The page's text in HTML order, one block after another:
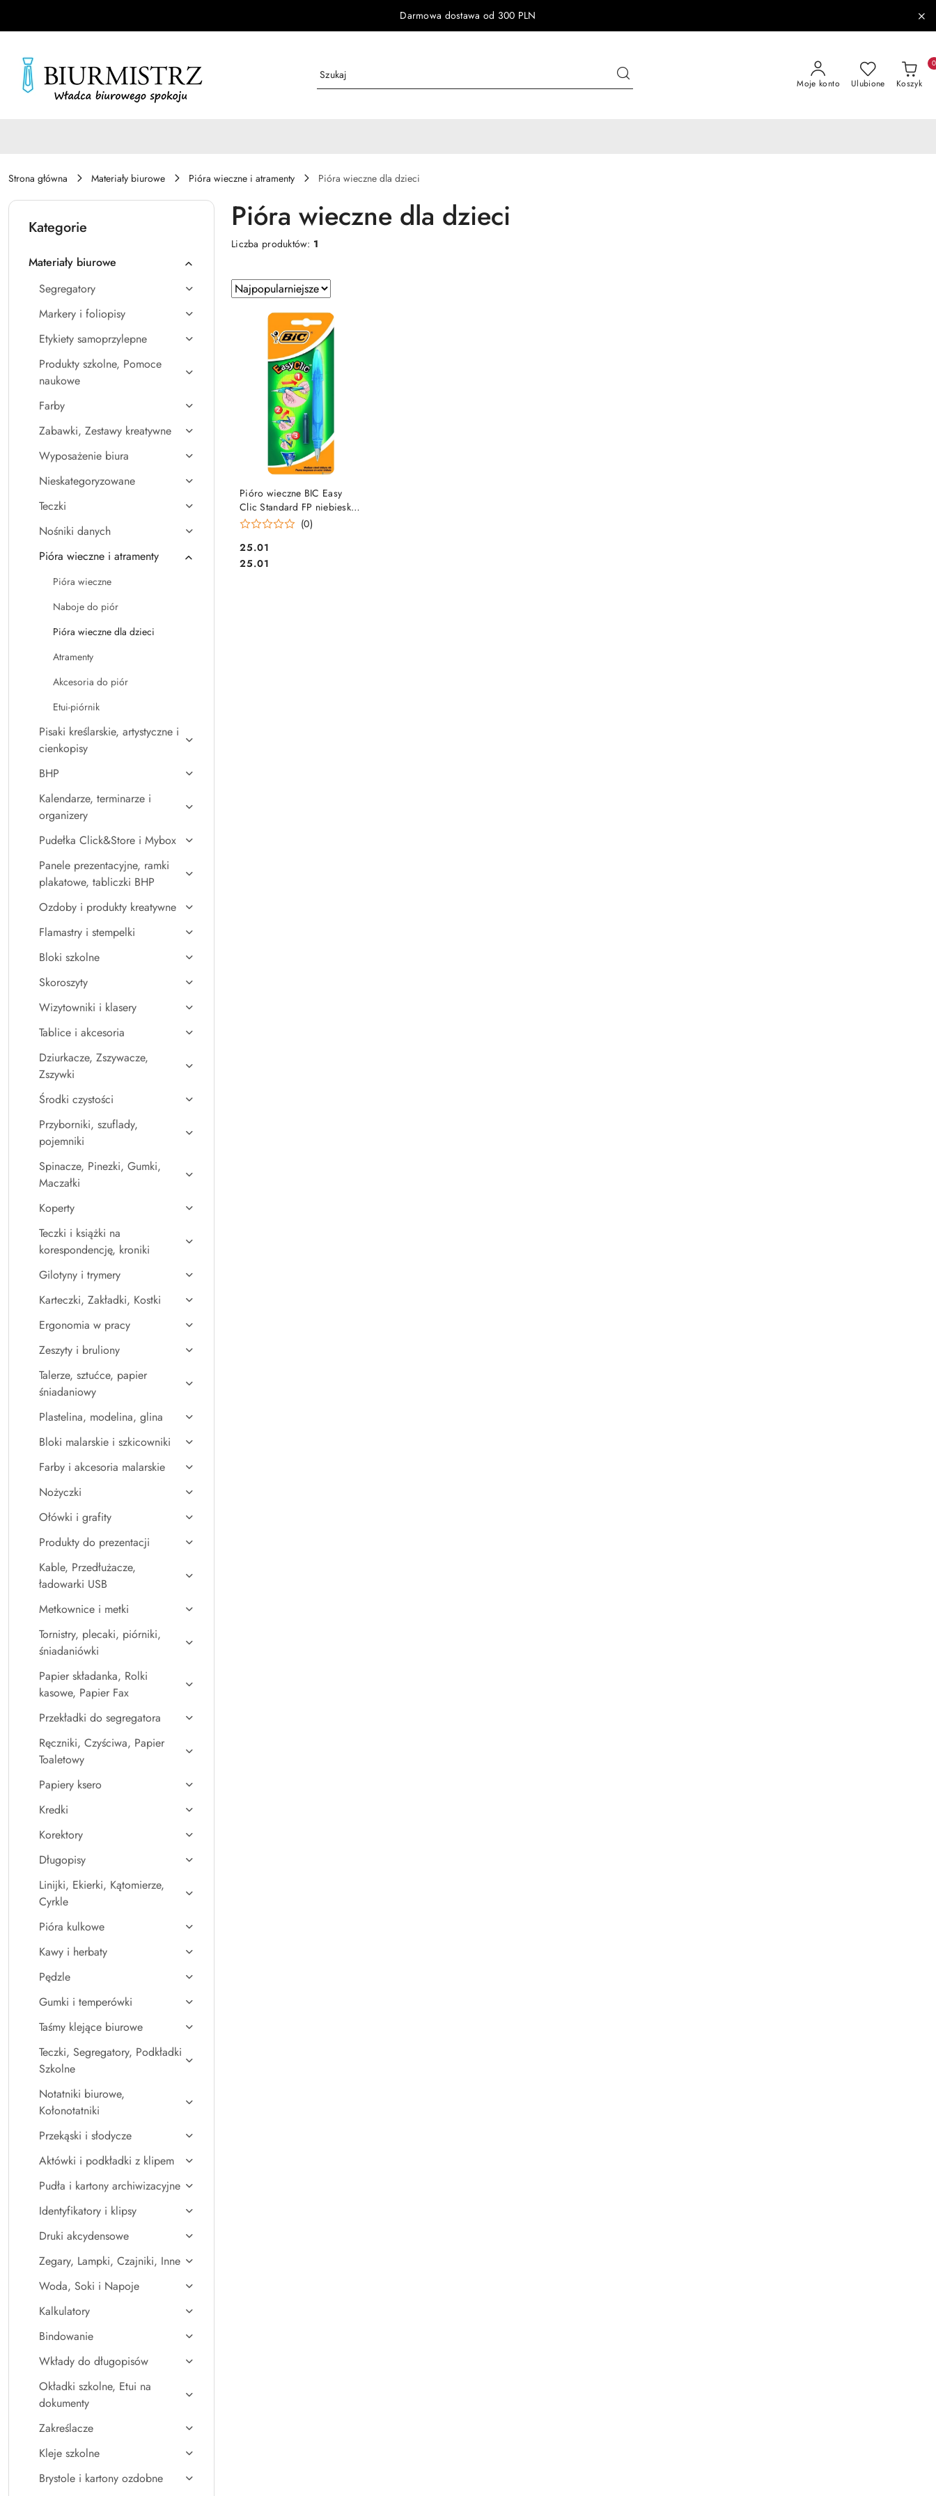
Darmowa dostawa od 300 PLN
Moje konto Ulubione Koszyk
0
Strona główna Materiały biurowe Pióra wieczne i atramenty Pióra wieczne dla dzieci
Kategorie
Materiały biurowe
Segregatory
Markery i foliopisy
Etykiety samoprzylepne
Produkty szkolne, Pomoce
naukowe
Farby
Zabawki, Zestawy kreatywne
Wyposażenie biura
Nieskategoryzowane
Teczki
Nośniki danych
Pióra wieczne i atramenty
Pióra wieczne
Naboje do piór
Pióra wieczne dla dzieci
Atramenty
Akcesoria do piór
Etui-piórnik
Pisaki kreślarskie, artystyczne i
cienkopisy
BHP
Kalendarze, terminarze i
organizery
Pudełka Click&Store i Mybox
Panele prezentacyjne, ramki
plakatowe, tabliczki BHP
Ozdoby i produkty kreatywne
Flamastry i stempelki
Bloki szkolne
Skoroszyty
Wizytowniki i klasery
Tablice i akcesoria
Dziurkacze, Zszywacze,
Zszywki
Środki czystości
Przyborniki, szuflady,
pojemniki
Spinacze, Pinezki, Gumki,
Maczałki
Koperty
Teczki i książki na
korespondencję, kroniki
Gilotyny i trymery
Karteczki, Zakładki, Kostki
Ergonomia w pracy
Zeszyty i bruliony
Talerze, sztućce, papier
śniadaniowy
Plastelina, modelina, glina
Bloki malarskie i szkicowniki
Farby i akcesoria malarskie
Nożyczki
Ołówki i grafity
Produkty do prezentacji
Kable, Przedłużacze,
ładowarki USB
Metkownice i metki
Tornistry, plecaki, piórniki,
śniadaniówki
Papier składanka, Rolki
kasowe, Papier Fax
Przekładki do segregatora
Ręczniki, Czyściwa, Papier
Toaletowy
Papiery ksero
Kredki
Korektory
Długopisy
Linijki, Ekierki, Kątomierze,
Cyrkle
Pióra kulkowe
Kawy i herbaty
Pędzle
Gumki i temperówki
Taśmy klejące biurowe
Teczki, Segregatory, Podkładki
Szkolne
Notatniki biurowe,
Kołonotatniki
Przekąski i słodycze
Aktówki i podkładki z klipem
Pudła i kartony archiwizacyjne
Identyfikatory i klipsy
Druki akcydensowe
Zegary, Lampki, Czajniki, Inne
Woda, Soki i Napoje
Kalkulatory
Bindowanie
Wkłady do długopisów
Okładki szkolne, Etui na
dokumenty
Zakreślacze
Kleje szkolne
Brystole i kartony ozdobne
Pióra wieczne dla dzieci
Liczba produktów: 1
Zastosowano
sortowanie:
Najpopularniejsze.
Sortuj
według
Pióro wieczne BIC Easy
Clic Standard FP niebieski
Blister 1szt, 8479004
(0)
Cena:
25.01
Cena:
25.01
DO KOSZYKA